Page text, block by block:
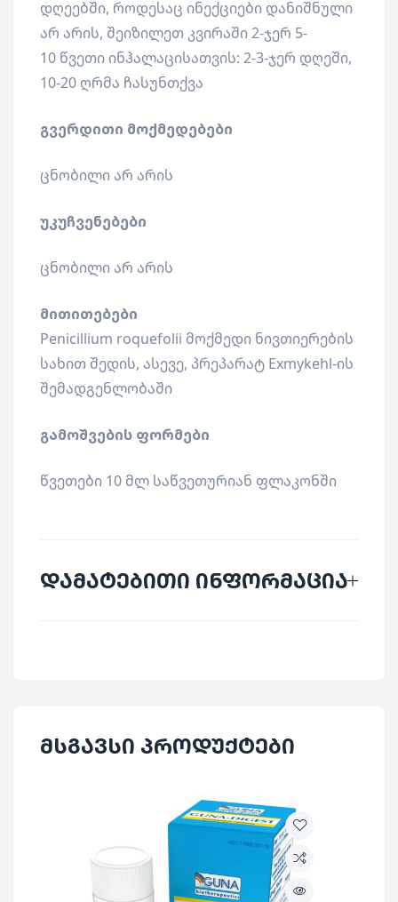
დღეებში, როდესაც ინექციები დანიშნული
არ არის, შეიზილეთ კვირაში 2-ჯერ 5-
10 წვეთი ინჰალაცისათვის: 2-3-ჯერ დღეში,
10-20 ღრმა ჩასუნთქვა
გვერდითი მოქმედებები
ცნობილი არ არის
უკუჩვენებები
ცნობილი არ არის
მითითებები
Penicillium roquefolii მოქმედი ნივთიერების
სახით შედის, ასევე, პრეპარატ Exmykehl-ის
შემადგენლობაში
გამოშვების ფორმები
წვეთები 10 მლ საწვეთურიან ფლაკონში
დამატებითი ინფორმაცია
კატეგორია
პრეპარატები
მსგავსი პროდუქტები